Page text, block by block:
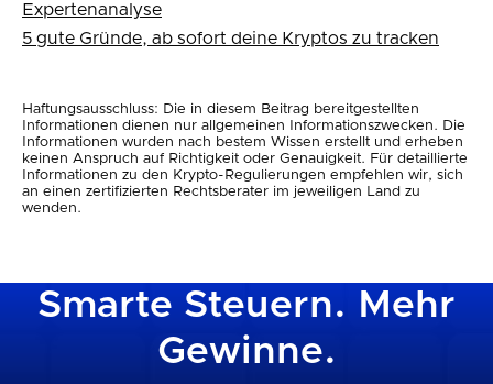
Expertenanalyse
5 gute Gründe, ab sofort deine Kryptos zu tracken
Haftungsausschluss: Die in diesem Beitrag bereitgestellten
Informationen dienen nur allgemeinen Informationszwecken. Die
Informationen wurden nach bestem Wissen erstellt und erheben
keinen Anspruch auf Richtigkeit oder Genauigkeit. Für detaillierte
Informationen zu den Krypto-Regulierungen empfehlen wir, sich
an einen zertifizierten Rechtsberater im jeweiligen Land zu
wenden.
Smarte Steuern. Mehr
Gewinne.